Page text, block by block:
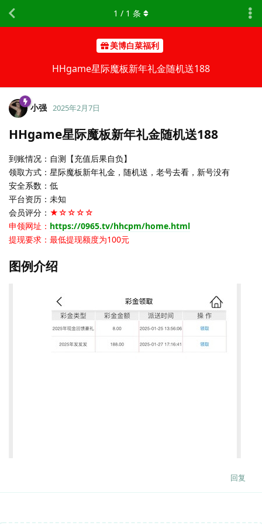
美博白菜福利
HHgame星际魔板新年礼金随机送188
1 / 1 条
小强 2025年2月7日
HHgame星际魔板新年礼金随机送188
到账情况：自测【充值后果自负】
领取方式：星际魔板新年礼金，随机送，老号去看，新号没有
安全系数：低
平台资历：未知
会员评分： ★☆☆☆☆
申领网址： https://0965.tv/hhcpm/home.html
提现要求：最低提现额度为100元
图例介绍
回复